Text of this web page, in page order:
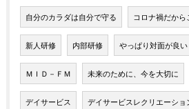
自分のカラダは自分で守る コロナ禍だから
新人研修 内部研修 やっぱり対面が良い
ＭＩＤ－ＦＭ 未来のために、今を大切に
デイサービス デイサービスレクリエーショ